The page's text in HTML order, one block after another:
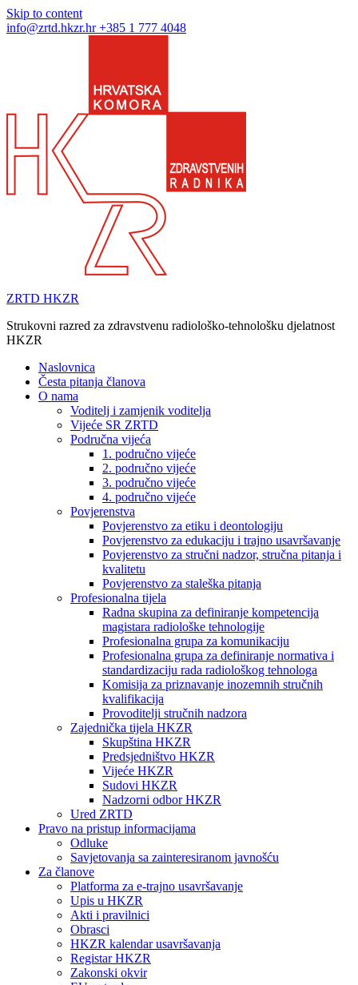
Skip to content
info@zrtd.hkzr.hr+385 1 777 4048
ZRTD HKZR
Strukovni razred za zdravstvenu radiološko-tehnološku djelatnost
HKZR
Naslovnica
Česta pitanja članova
O nama
Voditelj i zamjenik voditelja
Vijeće SR ZRTD
Područna vijeća
1. područno vijeće
2. područno vijeće
3. područno vijeće
4. područno vijeće
Povjerenstva
Povjerenstvo za etiku i deontologiju
Povjerenstvo za edukaciju i trajno usavršavanje
Povjerenstvo za stručni nadzor, stručna pitanja i
kvalitetu
Povjerenstvo za staleška pitanja
Profesionalna tijela
Radna skupina za definiranje kompetencija
magistara radiološke tehnologije
Profesionalna grupa za komunikaciju
Profesionalna grupa za definiranje normativa i
standardizaciju rada radiološkog tehnologa
Komisija za priznavanje inozemnih stručnih
kvalifikacija
Provoditelji stručnih nadzora
Zajednička tijela HKZR
Skupština HKZR
Predsjedništvo HKZR
Vijeće HKZR
Sudovi HKZR
Nadzorni odbor HKZR
Ured ZRTD
Pravo na pristup informacijama
Odluke
Savjetovanja sa zainteresiranom javnošću
Za članove
Platforma za e-trajno usavršavanje
Upis u HKZR
Akti i pravilnici
Obrasci
HKZR kalendar usavršavanja
Registar HKZR
Zakonski okvir